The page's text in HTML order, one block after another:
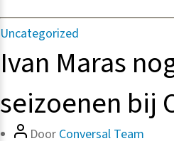
Categorieën
Uncategorized
Ivan Maras
seizoenen bij
Bericht
Door Conversal Team